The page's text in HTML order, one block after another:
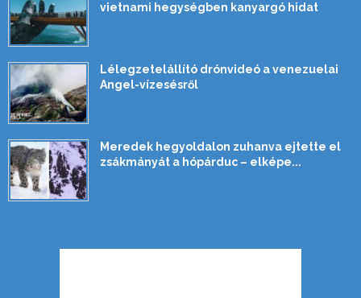
vietnami hegységben kanyargó hidat
Lélegzetelállító drónvideó a venezuelai
Angel-vízesésről
Meredek hegyoldalon zuhanva ejtette el
zsákmányát a hópárduc – elképe...